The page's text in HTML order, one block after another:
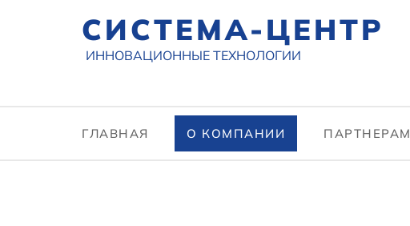
СИСТЕМА-ЦЕНТР
ИННОВАЦИОННЫЕ ТЕХНОЛОГИИ
ГЛАВНАЯ О КОМПАНИИ ПАРТНЕРАМ